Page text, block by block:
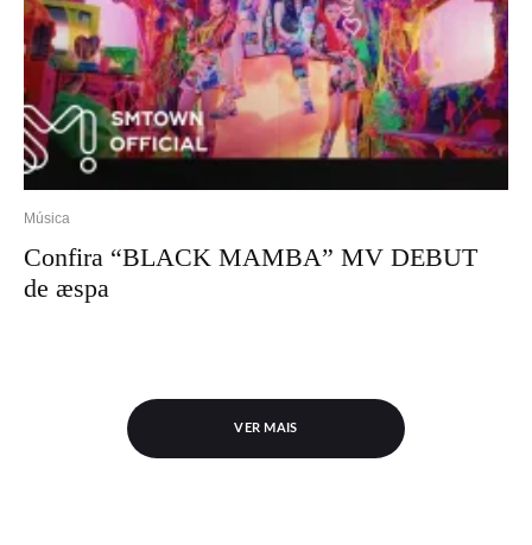
Música
Confira “BLACK MAMBA” MV DEBUT
de æspa
VER MAIS